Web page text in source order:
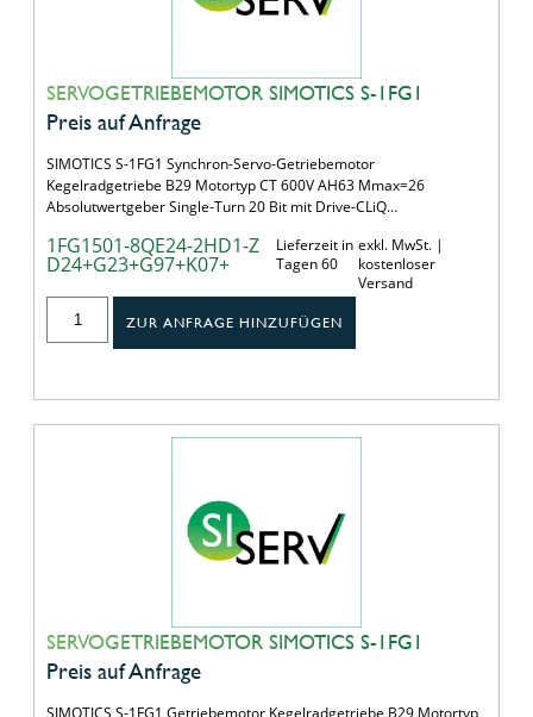
SERVOGETRIEBEMOTOR SIMOTICS S-1FG1
Preis auf Anfrage
SIMOTICS S-1FG1 Synchron-Servo-Getriebemotor
Kegelradgetriebe B29 Motortyp CT 600V AH63 Mmax=26
Absolutwertgeber Single-Turn 20 Bit mit Drive-CLiQ…
1FG1501-8QE24-2HD1-Z
D24+G23+G97+K07+
Lieferzeit in
Tagen 60
exkl. MwSt. |
kostenloser
Versand
ZUR ANFRAGE HINZUFÜGEN
SERVOGETRIEBEMOTOR SIMOTICS S-1FG1
Preis auf Anfrage
SIMOTICS S-1FG1 Getriebemotor Kegelradgetriebe B29 Motortyp